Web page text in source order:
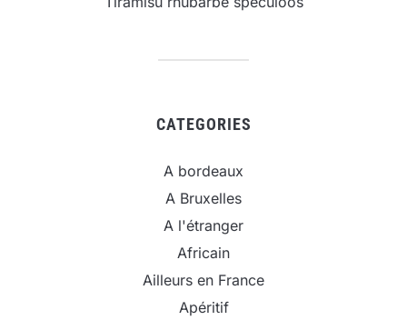
CATEGORIES
A bordeaux
A Bruxelles
A l'étranger
Africain
Ailleurs en France
Apéritif